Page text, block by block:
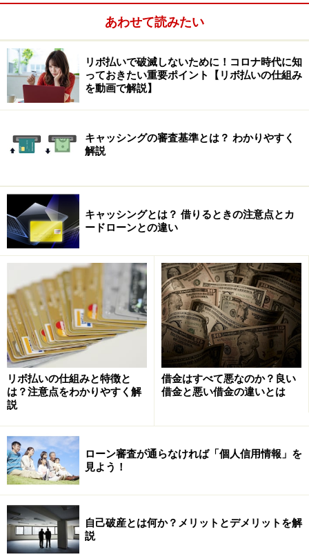
主導のリバースモーゲージ） が導入され、実施主体は都
道府県社会福祉協議会、申込み先は市町村の社会福祉協
議会
となりました。この制度、現在16都道府県で導入さ
れています。
日本で最初にリバースモーゲージを導入した自治体で
す。
リバースモーゲージの仕組みは簡単です。自宅を担保に
毎月一定額の貸付を受けます。貸付の清算は原則自宅を
処分して行う、というものです。
■長期生活支援資金貸付制度とは
自治体が、現在所有し居住している自宅にこれからもず
～と住み続けたいと考えている低所得の高齢者に対し
を「長期生活支援資金貸付制度」と言います。毎月一定
額を受取り最後に不動産を処分して貸付金を清算するこ
とから逆住宅ローン
※記事内容は執筆時点のものです。最新の内容をご確認くださ
い。
本記事の内容は一般的な情報提供を目的としており、特定の金融
商品や投資行動を推奨するものではありません。
あわせて読みたい
リボ払いで破滅しないために！コロナ時代に知
っておきたい重要ポイント【リボ払いの仕組み
を動画で解説】
キャッシングの審査基準とは？ わかりやすく
解説
キャッシングとは？ 借りるときの注意点とカ
ードローンとの違い
リボ払いの仕組みと特徴と
は？注意点をわかりやすく解
説
借金はすべて悪なのか？良い
借金と悪い借金の違いとは
ローン審査が通らなければ「個人信用情報」を
見よう！
自己破産とは何か？メリットとデメリットを解
説